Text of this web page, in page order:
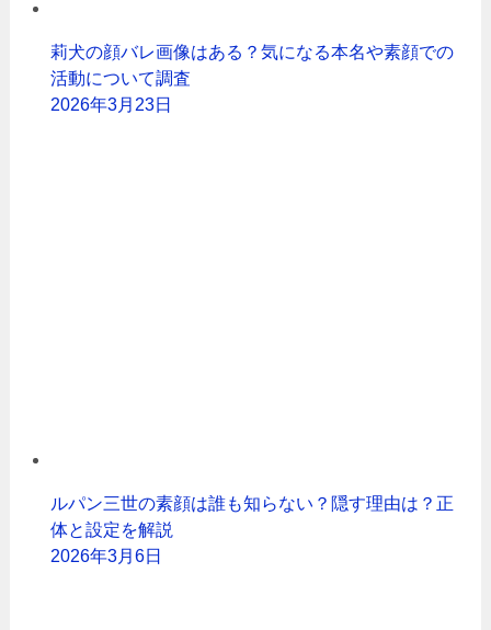
莉犬の顔バレ画像はある？気になる本名や素顔での
活動について調査
2026年3月23日
ルパン三世の素顔は誰も知らない？隠す理由は？正
体と設定を解説
2026年3月6日